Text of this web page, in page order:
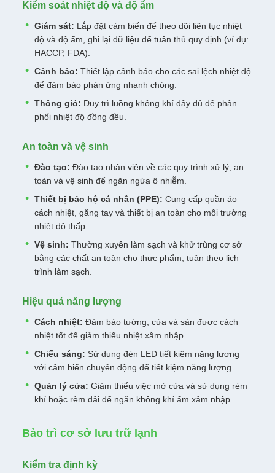
Kiểm soát nhiệt độ và độ ẩm
Giám sát: Lắp đặt cảm biến để theo dõi liên tục nhiệt
độ và độ ẩm, ghi lại dữ liệu để tuân thủ quy định (ví dụ:
HACCP, FDA).
Cảnh báo: Thiết lập cảnh báo cho các sai lệch nhiệt độ
để đảm bảo phản ứng nhanh chóng.
Thông gió: Duy trì luồng không khí đầy đủ để phân
phối nhiệt độ đồng đều.
An toàn và vệ sinh
Đào tạo: Đào tạo nhân viên về các quy trình xử lý, an
toàn và vệ sinh để ngăn ngừa ô nhiễm.
Thiết bị bảo hộ cá nhân (PPE): Cung cấp quần áo
cách nhiệt, găng tay và thiết bị an toàn cho môi trường
nhiệt độ thấp.
Vệ sinh: Thường xuyên làm sạch và khử trùng cơ sở
bằng các chất an toàn cho thực phẩm, tuân theo lịch
trình làm sạch.
Hiệu quả năng lượng
Cách nhiệt: Đảm bảo tường, cửa và sàn được cách
nhiệt tốt để giảm thiểu nhiệt xâm nhập.
Chiếu sáng: Sử dụng đèn LED tiết kiệm năng lượng
với cảm biến chuyển động để tiết kiệm năng lượng.
Quản lý cửa: Giảm thiểu việc mở cửa và sử dụng rèm
khí hoặc rèm dải để ngăn không khí ấm xâm nhập.
Bảo trì cơ sở lưu trữ lạnh
Kiểm tra định kỳ